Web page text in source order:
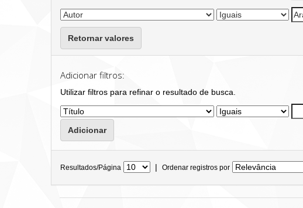
Retornar valores
Adicionar filtros:
Utilizar filtros para refinar o resultado de busca.
Resultados/Página | Ordenar registros por